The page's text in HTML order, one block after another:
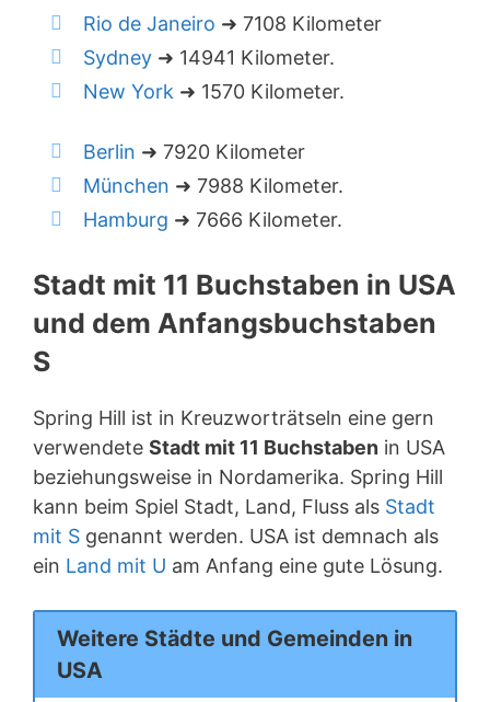
Rio de Janeiro ➜ 7108 Kilometer
Sydney ➜ 14941 Kilometer.
New York ➜ 1570 Kilometer.
Berlin ➜ 7920 Kilometer
München ➜ 7988 Kilometer.
Hamburg ➜ 7666 Kilometer.
Stadt mit 11 Buchstaben in USA
und dem Anfangsbuchstaben
S
Spring Hill ist in Kreuzworträtseln eine gern
verwendete Stadt mit 11 Buchstaben in USA
beziehungsweise in Nordamerika. Spring Hill
kann beim Spiel Stadt, Land, Fluss als Stadt
mit S genannt werden. USA ist demnach als
ein Land mit U am Anfang eine gute Lösung.
Weitere Städte und Gemeinden in
USA